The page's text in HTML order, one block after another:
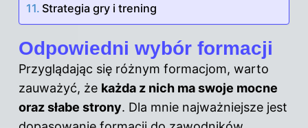
Strategia gry i trening
Odpowiedni wybór formacji
Przyglądając się różnym formacjom, warto
zauważyć, że każda z nich ma swoje mocne
oraz słabe strony. Dla mnie najważniejsze jest